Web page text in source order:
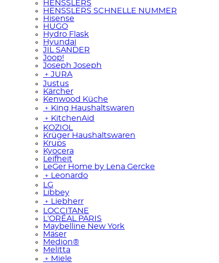
HENSSLERS
HENSSLERS SCHNELLE NUMMER
Hisense
HUGO
Hydro Flask
Hyundai
JIL SANDER
Joop!
Joseph Joseph
﹢ JURA
Justus
Kärcher
Kenwood Küche
﹢ King Haushaltswaren
﹢ KitchenAid
KOZIOL
Krüger Haushaltswaren
Krups
Kyocera
Leifheit
LeGer Home by Lena Gercke
﹢
Leonardo
LG
Libbey
﹢
Liebherr
L`OCCITANE
L'ORÉAL PARIS
Maybelline New York
Mäser
Medion®
Melitta
﹢ Miele